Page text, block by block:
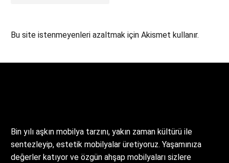
Bu site istenmeyenleri azaltmak için Akismet kullanır.
Bin yılı aşkın mobilya tarzını, yakın zaman kültürü ile
sentezleyip, estetik mobilyalar üretiyoruz. Yaşamınıza
değerler katıyor ve özgün ahşap mobilyaları sizlere